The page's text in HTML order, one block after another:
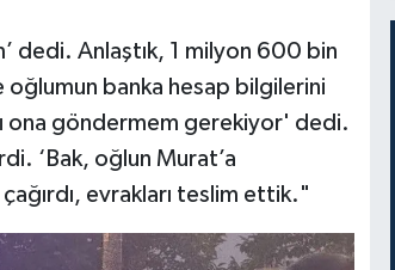
dedi. Anlaştık, 1 milyon 600 bin
oğlumun banka hesap bilgilerini
ona göndermem gerekiyor' dedi.
‘Bak, oğlun Murat’a
evrakları teslim ettik."